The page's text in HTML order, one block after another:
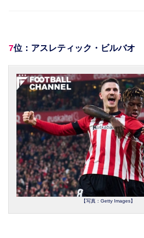
7位：アスレティック・ビルバオ
【写真：Getty Images】